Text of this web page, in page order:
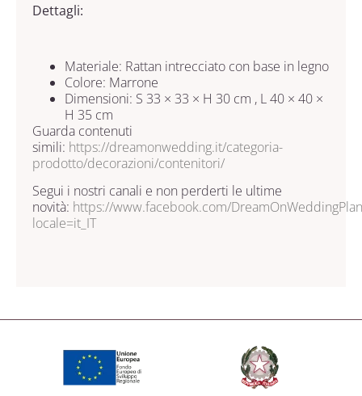
Dettagli:
Materiale: Rattan intrecciato con base in legno
Colore: Marrone
Dimensioni: S 33 × 33 × H 30 cm , L 40 × 40 ×
H 35 cm
Guarda contenuti
simili: https://dreamonwedding.it/categoria-
prodotto/decorazioni/contenitori/
Segui i nostri canali e non perderti le ultime
novità: https://www.facebook.com/
locale=it_IT